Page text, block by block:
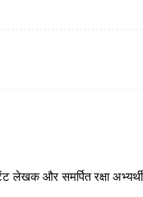
और समर्पित रक्षा अभ्यर्थी